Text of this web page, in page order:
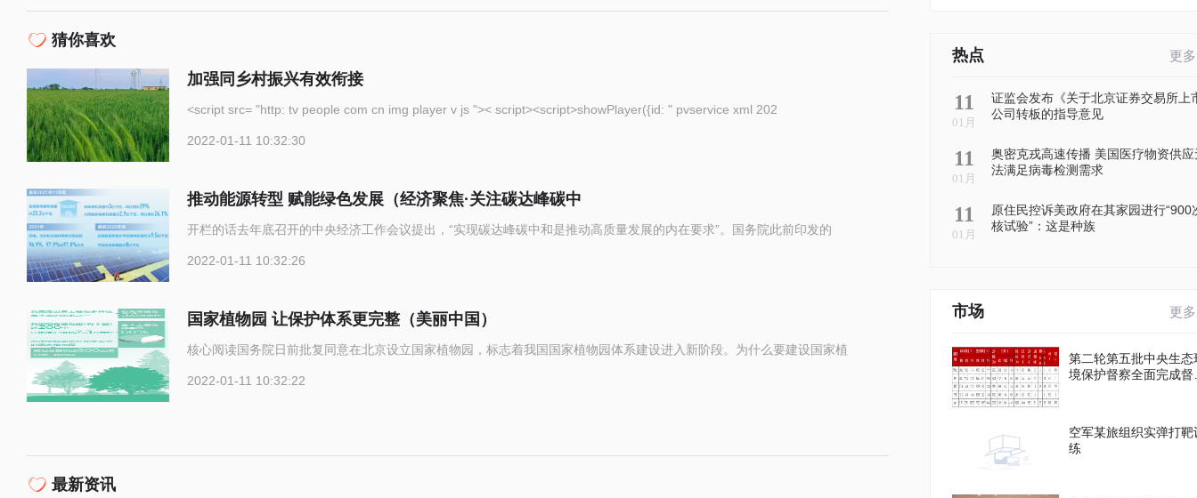
猜你喜欢
加强同乡村振兴有效衔接
<script src= "http: tv people com cn img player v js ">< script><script>showPlayer({id: " pvservice xml 202
2022-01-11 10:32:30
推动能源转型 赋能绿色发展（经济聚焦·关注碳达峰碳中
开栏的话去年底召开的中央经济工作会议提出，“实现碳达峰碳中和是推动高质量发展的内在要求”。国务院此前印发的
2022-01-11 10:32:26
国家植物园 让保护体系更完整（美丽中国）
核心阅读国务院日前批复同意在北京设立国家植物园，标志着我国国家植物园体系建设进入新阶段。为什么要建设国家植
2022-01-11 10:32:22
最新资讯
热点 更多
11
01月
证监会发布《关于北京证券交易所上
公司转板的指导意见
11
01月
奥密克戎高速传播 美国医疗物资供应
法满足病毒检测需求
11
01月
原住民控诉美政府在其家园进行“900
核试验”：这是种族
市场 更多
第二轮第五批中央生态
境保护督察全面完成督
空军某旅组织实弹打靶
练